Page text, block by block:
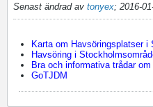
Senast ändrad av tonyex; 2016-
Karta om Havsöringsplatser i
Havsöring i
Bra och informativa trådar
GoTJDM